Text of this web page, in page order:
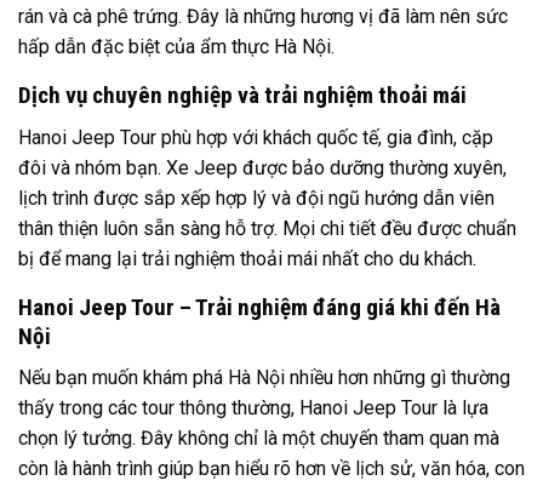
rán và cà phê trứng. Đây là những hương vị đã làm nên sức
hấp dẫn đặc biệt của ẩm thực Hà Nội.
Dịch vụ chuyên nghiệp và trải nghiệm thoải mái
Hanoi Jeep Tour phù hợp với khách quốc tế, gia đình, cặp
đôi và nhóm bạn. Xe Jeep được bảo dưỡng thường xuyên,
lịch trình được sắp xếp hợp lý và đội ngũ hướng dẫn viên
thân thiện luôn sẵn sàng hỗ trợ. Mọi chi tiết đều được chuẩn
bị để mang lại trải nghiệm thoải mái nhất cho du khách.
Hanoi Jeep Tour – Trải nghiệm đáng giá khi đến Hà
Nội
Nếu bạn muốn khám phá Hà Nội nhiều hơn những gì thường
thấy trong các tour thông thường, Hanoi Jeep Tour là lựa
chọn lý tưởng. Đây không chỉ là một chuyến tham quan mà
còn là hành trình giúp bạn hiểu rõ hơn về lịch sử, văn hóa, con